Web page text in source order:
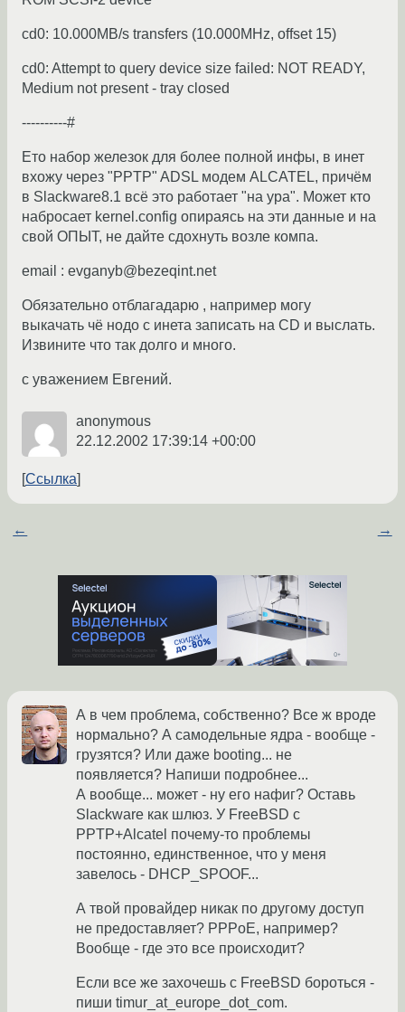
cd0: 10.000MB/s transfers (10.000MHz, offset 15)
cd0: Attempt to query device size failed: NOT READY,
Medium not present - tray closed
----------#
Ето набор железок для более полной инфы, в инет
вхожу через "PPTP" ADSL модем ALCATEL, причём
в Slackware8.1 всё это работает "на ура". Может кто
набросает kernel.config опираясь на эти данные и на
свой ОПЫТ, не дайте сдохнуть возле компа.
email : evganyb@bezeqint.net
Обязательно отблагадарю , например могу
выкачать чё нодо с инета записать на CD и выслать.
Извините что так долго и много.
с уважением Евгений.
anonymous
22.12.2002 17:39:14 +00:00
Ссылка
← →
А в чем проблема, собственно? Все ж вроде
нормально? А самодельные ядра - вообще -
грузятся? Или даже booting... не
появляется? Напиши подробнее...
А вообще... может - ну его нафиг? Оставь
Slackware как шлюз. У FreeBSD c
PPTP+Alcatel почему-то проблемы
постоянно, единственное, что у меня
завелось - DHCP_SPOOF...
А твой провайдер никак по другому доступ
не предоставляет? PPPoE, например?
Вообще - где это все происходит?
Если все же захочешь с FreeBSD бороться -
пиши timur_at_europe_dot_com.